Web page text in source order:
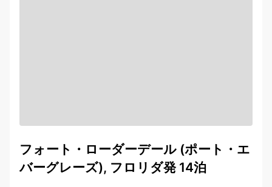
フォート・ローダーデール (ポート・エ
バーグレーズ), フロリダ発 14泊